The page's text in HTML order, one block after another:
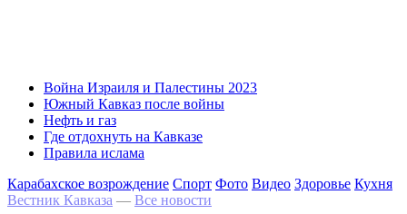
Война Израиля и Палестины 2023
Южный Кавказ после войны
Нефть и газ
Где отдохнуть на Кавказе
Правила ислама
Карабахское возрождение Спорт Фото Видео Здоровье Кухня
Вестник Кавказа — Все новости